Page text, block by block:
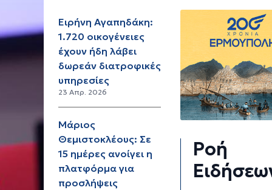
Ειρήνη Αγαπηδάκη:
1.720 οικογένειες
έχουν ήδη λάβει
δωρεάν διατροφικές
υπηρεσίες
23 Απρ. 2026
Μάριος
Θεμιστοκλέους: Σε
15 ημέρες ανοίγει η
πλατφόρμα για
προσλήψεις
Ροή